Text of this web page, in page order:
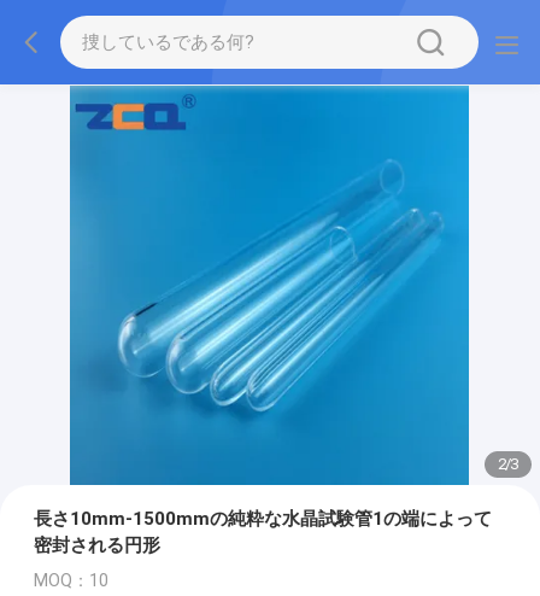
2/3
長さ10mm-1500mmの純粋な水晶試験管1の端によって
密封される円形
MOQ：10